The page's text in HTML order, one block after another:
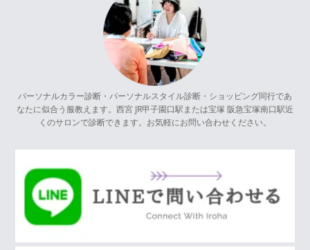
パーソナルカラー診断・パーソナルスタイル診断・ショッピング同行であ
なたに似合う服教えます。西宮 JR甲子園口駅または宝塚 阪急宝塚南口駅近
くのサロンで診断できます。お気軽にお問い合わせください。